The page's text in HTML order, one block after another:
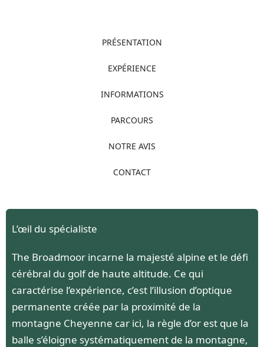
PRÉSENTATION
EXPÉRIENCE
INFORMATIONS
PARCOURS
NOTRE AVIS
CONTACT
L’œil du spécialiste
The Broadmoor incarne la majesté alpine et le défi
cérébral du golf de haute altitude. Ce qui
caractérise l’expérience, c’est l’illusion d’optique
permanente créée par la proximité de la
montagne Cheyenne car ici, la règle d’or est que la
balle s’éloigne systématiquement de la montagne,